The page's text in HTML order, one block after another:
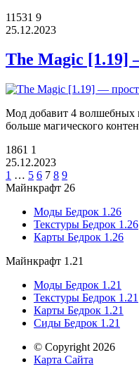
11531 9
25.12.2023
The Magic [1.19]
Мод добавит 4 волшебных
больше магического
1861 1
25.12.2023
1 … 5 6 7 8 9
Майнкрафт 26
Моды Бедрок 1.26
Текстуры Бедрок 1.26
Карты Бедрок 1.26
Майнкрафт 1.21
Моды Бедрок 1.21
Текстуры Бедрок 1.21
Карты Бедрок 1.21
Сиды Бедрок 1.21
© Copyright 2026
Карта Сайта